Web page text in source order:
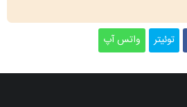
توئیتر واتس آپ